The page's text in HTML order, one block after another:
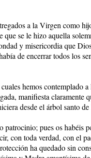
a la Virgen como
que se le hizo aquella
y misericordia que
de encerrar todos los
hemos contemplado
manifiesta claramente
desde el árbol santo
patrocinio; pues os habéis
con toda verdad, con el
ha quedado sin